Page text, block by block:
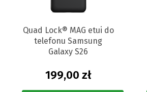
Quad Lock® MAG etui do
telefonu Samsung
Galaxy S26
199,00 zł